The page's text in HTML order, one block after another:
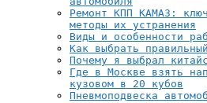
Ремонт КПП КАМАЗ:
методы их устранения
Виды и особенности
Как выбрать
Почему я выбрал
Где в Москве взять
кузовом в 20 кубов
Пневмоподвеска